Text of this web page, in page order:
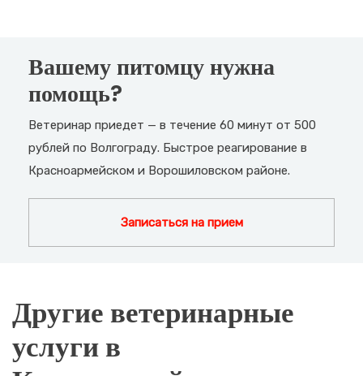
Вашему питомцу нужна
помощь?
Ветеринар приедет — в течение 60 минут от 500
рублей по Волгограду. Быстрое реагирование в
Красноармейском и Ворошиловском районе.
Записаться на прием
Другие ветеринарные
услуги в